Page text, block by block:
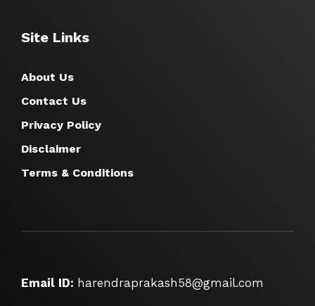
Site Links
About Us
Contact Us
Privacy Policy
Disclaimer
Terms & Conditions
Email ID: harendraprakash58@gmail.com